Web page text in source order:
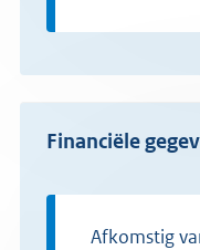
Financiële
Afkomstig